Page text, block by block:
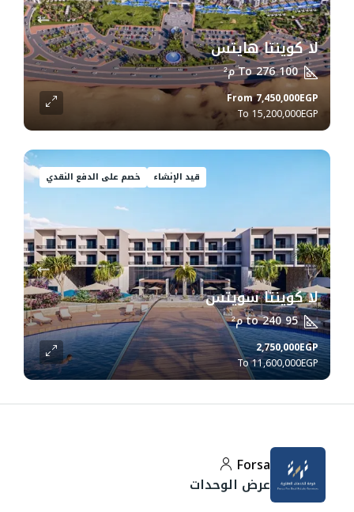
لا كوينتا هايتس
100 To 276 م²
From7,450,000EGP
15,200,000EGP
قيد الإنشاء خصم على الدفع النقدي
لا كوينتا سويتس
95 to 240 م²
2,750,000EGP
11,600,000EGP
Forsa
عرض الوحدات